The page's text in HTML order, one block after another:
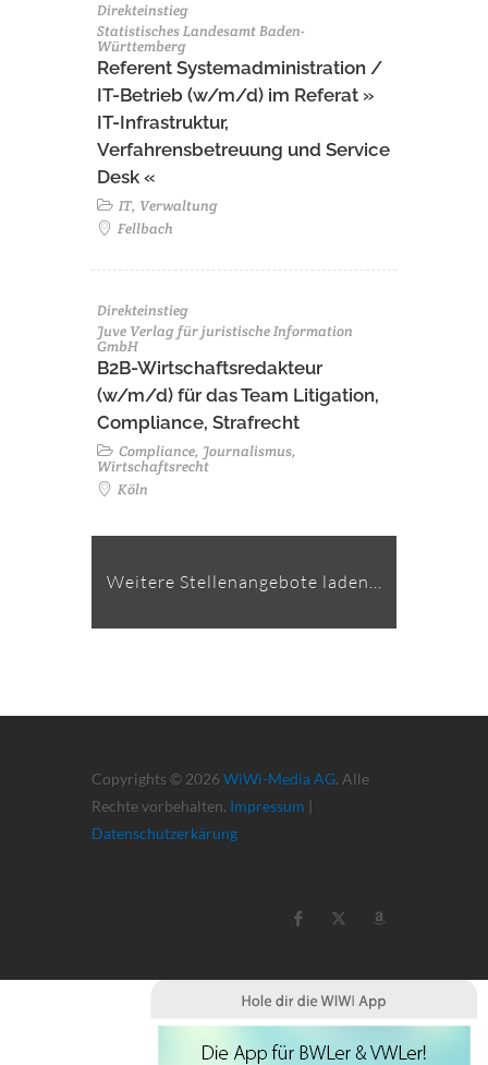
Direkteinstieg
Statistisches Landesamt Baden-
Württemberg
Referent Systemadministration /
IT-Betrieb (w/m/d) im Referat »
IT-Infrastruktur,
Verfahrensbetreuung und Service
Desk «
IT, Verwaltung
Fellbach
Direkteinstieg
Juve Verlag für juristische Information
GmbH
B2B-Wirtschaftsredakteur
(w/m/d) für das Team Litigation,
Compliance, Strafrecht
Compliance, Journalismus,
Wirtschaftsrecht
Köln
Weitere Stellenangebote laden...
Copyrights © 2026 WiWi-Media AG. Alle
Rechte vorbehalten. Impressum |
Datenschutzerkärung